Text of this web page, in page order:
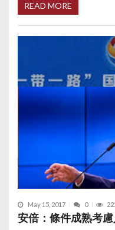
READ MORE
May 15, 2017 0
安倍：條件成熟考